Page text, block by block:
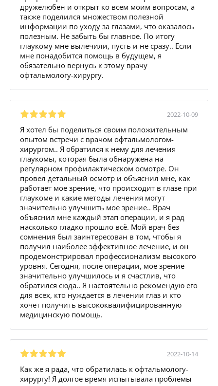
дружелюбен и открыт ко всем моим вопросам, а
также поделился множеством полезной
информации по уходу за глазами, что оказалось
полезным. Не забыть бы главное. По итогу
глаукому мне вылечили, пусть и не сразу.. Если
мне понадобится помощь в будущем, я
обязательно вернусь к этому врачу
офтальмологу-хирургу.
2022-10-09
Я хотел бы поделиться своим положительным
опытом встречи с врачом офтальмологом-
хирургом.. Я обратился к нему для лечения
глаукомы, которая была обнаружена на
регулярном профилактическом осмотре. Он
провел детальный осмотр и объяснил мне, как
работает мое зрение, что происходит в глазе при
глаукоме и какие методы лечения могут
значительно улучшить мое зрение.. Врач
объяснил мне каждый этап операции, и я рад
насколько гладко прошло всё. Мой врач без
сомнения был заинтересован в том, чтобы я
получил наиболее эффективное лечение, и он
продемонстрировал профессионализм высокого
уровня. Сегодня, после операции, мое зрение
значительно улучшилось и я счастлив, что
обратился сюда.. Я настоятельно рекомендую его
для всех, кто нуждается в лечении глаз и кто
хочет получить высококвалифицированную
медицинскую помощь.
2022-10-14
Как же я рада, что обратилась к офтальмологу-
хирургу! Я долгое время испытывала проблемы